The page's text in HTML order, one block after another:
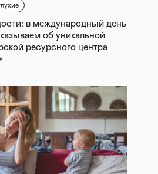
в международный день
об уникальной
ресурсного центра